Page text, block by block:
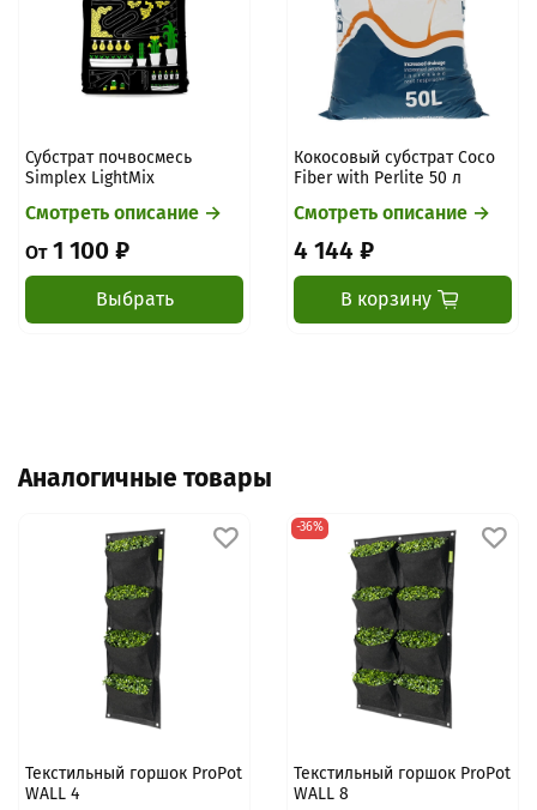
Субстрат почвосмесь
Simplex LightMix
Смотреть описание →
От1 100 ₽
Выбрать
Кокосовый субстрат Coco
Fiber with Perlite 50 л
Смотреть описание →
4 144 ₽
В корзину
Аналогичные товары
Текстильный горшок ProPot
WALL 4
-36%
Текстильный горшок ProPot
WALL 8